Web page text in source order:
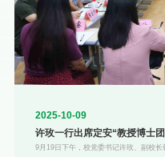
2025-10-09
许玫一行出席定安“教授博士
习生
9月19日下午，校党委书记许玫、副校